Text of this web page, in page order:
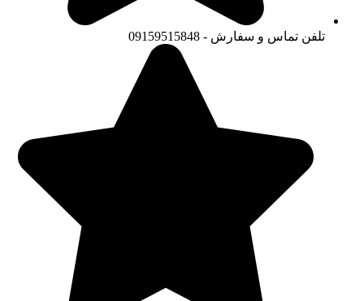
تلفن تماس و سفارش - 09159515848